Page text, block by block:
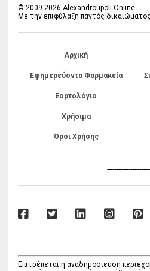
© 2009-2026 Alexandroupoli Online
Με την επιφύλαξη παντός
Αρχική
Εφημερεύοντα Φαρμακεία
Εορτολόγιο
Χρήσιμα
Όροι Χρήσης
Επιτρέπεται η αναδημοσίευση